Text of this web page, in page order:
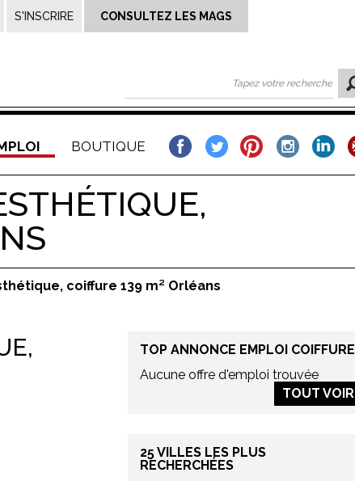
S'INSCRIRE CONSULTEZ LES MAGS
BOUTIQUE
coiffure 139 m² Orléans
TOP ANNONCE EMPLOI COIFFURE
Aucune offre d'emploi trouvée
TOUT VOIR
25 VILLES LES PLUS
RECHERCHÉES